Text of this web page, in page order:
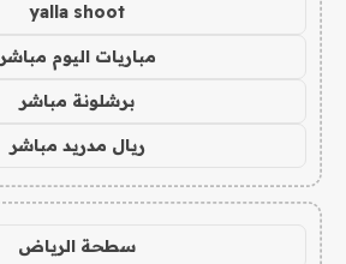
yalla shoot
مباريات اليوم مباشر
برشلونة مباشر
ريال مدريد مباشر
سطحة الرياض